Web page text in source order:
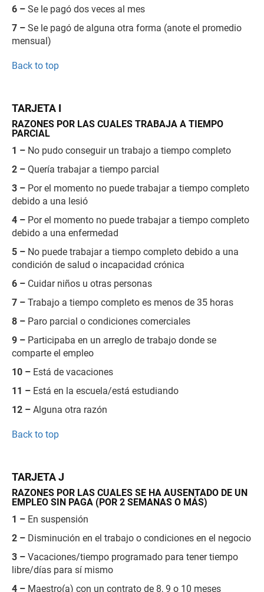
6 – Se le pagó dos veces al mes
7 – Se le pagó de alguna otra forma (anote el promedio
mensual)
Back to top
TARJETA I
RAZONES POR LAS CUALES TRABAJA A TIEMPO
PARCIAL
1 – No pudo conseguir un trabajo a tiempo completo
2 – Quería trabajar a tiempo parcial
3 – Por el momento no puede trabajar a tiempo completo
debido a una lesió
4 – Por el momento no puede trabajar a tiempo completo
debido a una enfermedad
5 – No puede trabajar a tiempo completo debido a una
condición de salud o incapacidad crónica
6 – Cuidar niños u otras personas
7 – Trabajo a tiempo completo es menos de 35 horas
8 – Paro parcial o condiciones comerciales
9 – Participaba en un arreglo de trabajo donde se
comparte el empleo
10 – Está de vacaciones
11 – Está en la escuela/está estudiando
12 – Alguna otra razón
Back to top
TARJETA J
RAZONES POR LAS CUALES SE HA AUSENTADO DE UN
EMPLEO SIN PAGA (POR 2 SEMANAS O MÁS)
1 – En suspensión
2 – Disminución en el trabajo o condiciones en el negocio
3 – Vacaciones/tiempo programado para tener tiempo
libre/días para sí mismo
4 – Maestro(a) con un contrato de 8, 9 o 10 meses